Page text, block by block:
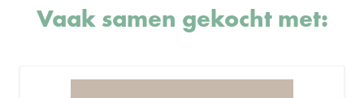
Vaak samen gekocht met: